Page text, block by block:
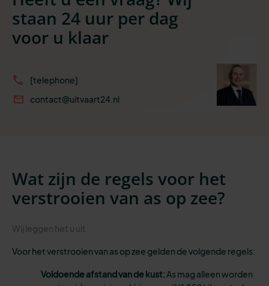
staan 24 uur per dag
voor u klaar
[telephone]
contact@uitvaart24.nl
Wat zijn de regels voor het
verstrooien van as op zee?
Wij leggen het u uit
Voor het verstrooien van as op zee gelden de volgende regels:
Voldoende afstand van de kust:As mag alleen worden